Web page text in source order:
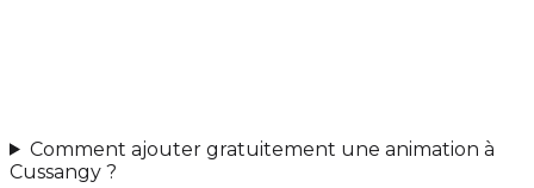
Comment ajouter gratuitement une animation à
Cussangy ?